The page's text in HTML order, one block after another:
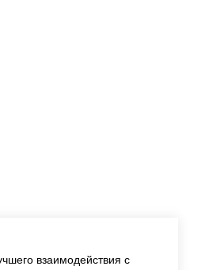
взаимодействия с